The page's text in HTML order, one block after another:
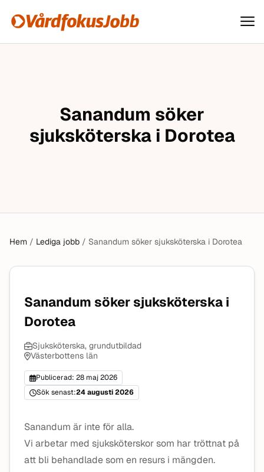
Hoppa till innehåll
Vårdfokusjobb
Sanandum söker
sjuksköterska i Dorotea
Hem / Lediga jobb / Sanandum söker sjuksköterska i Dorotea
Sanandum söker sjuksköterska i
Dorotea
Sjuksköterska, grundutbildad
Västerbottens län
Publicerad: 28 maj 2026
Sök senast:24 augusti 2026
Sanandum är inte för alla.
Vi arbetar med sjuksköterskor som har tröttnat på
att bli behandlade som en resurs i mängden.